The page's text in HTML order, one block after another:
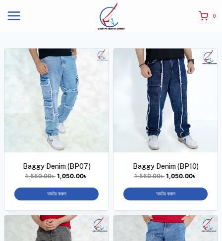
0
Baggy Denim (BP07)
1,550.00৳ 1,050.00৳
অর্ডার করুন
Baggy Denim (BP10)
1,550.00৳ 1,050.00৳
অর্ডার করুন